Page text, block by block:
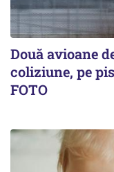
Două avioane
coliziune, pe
FOTO